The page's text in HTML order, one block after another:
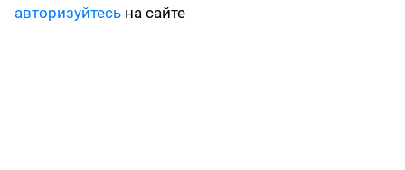
авторизуйтесь на сайте